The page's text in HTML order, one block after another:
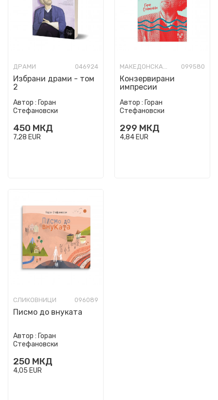
ДРАМИ 046924
Избрани драми - том
2
Автор : Горан
Стефановски
450 МКД
7,28 EUR
МАКЕДОНСКА КНИЖЕВНОСТ 099580
Конзервирани
импресии
Автор : Горан
Стефановски
299 МКД
4,84 EUR
СЛИКОВНИЦИ 096089
Писмо до внуката
Автор : Горан
Стефановски
250 МКД
4,05 EUR